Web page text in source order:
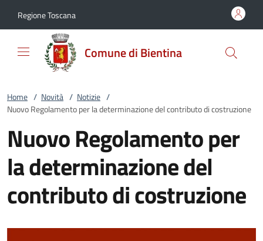
Regione Toscana
Comune di Bientina
Home / Novità / Notizie /
Nuovo Regolamento per la determinazione del contributo di costruzione
Nuovo Regolamento per
la determinazione del
contributo di costruzione